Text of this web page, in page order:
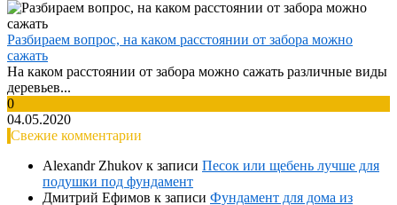
Разбираем вопрос, на каком расстоянии от забора можно
сажать
На каком расстоянии от забора можно сажать различные виды
деревьев...
0
04.05.2020
Свежие комментарии
Alexandr Zhukov к записи Песок или щебень лучше для
подушки под фундамент
Дмитрий Ефимов к записи Фундамент для дома из